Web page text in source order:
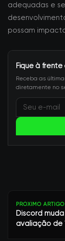
adequadas e
possam
Fique à
Receba as
diretamente no
PRÓXIMO ARTIGO
Discord
avaliação de